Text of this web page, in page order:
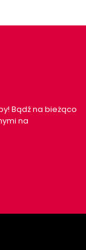
Bądź na bieżąco
na